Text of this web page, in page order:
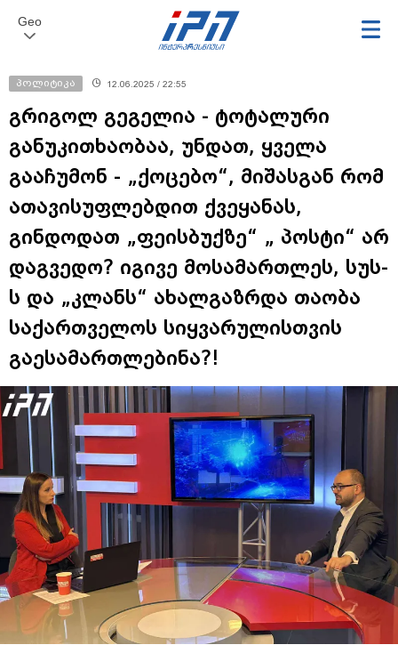
Geo
პოლიტიკა 12.06.2025 / 22:55
გრიგოლ გეგელია - ტოტალური
განუკითხაობაა, უნდათ, ყველა
გააჩუმონ - „ქოცებო“, მიშასგან რომ
ათავისუფლებდით ქვეყანას,
გინდოდათ „ფეისბუქზე“ „ პოსტი“ არ
დაგვედო? იგივე მოსამართლეს, სუს-
ს და „კლანს“ ახალგაზრდა თაობა
საქართველოს სიყვარულისთვის
გაესამართლებინა?!